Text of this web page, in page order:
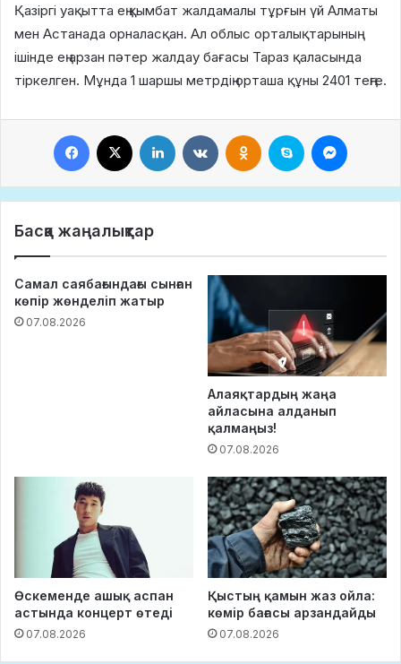
Қазіргі уақытта ең қымбат жалдамалы тұрғын үй Алматы
мен Астанада орналасқан. Ал облыс орталықтарының
ішінде ең арзан пәтер жалдау бағасы Тараз қаласында
тіркелген. Мұнда 1 шаршы метрдің орташа құны 2401 теңге.
Facebook LinkedIn VKontakteOdnoklassniki
Skype
Басқа жаңалықтар
Самал саябағындағы сынған
көпір жөнделіп жатыр
07.08.2026
Алаяқтардың жаңа
айласына алданып
қалмаңыз!
07.08.2026
Өскеменде ашық аспан
астында концерт өтеді
07.08.2026
Қыстың қамын жаз ойла:
көмір бағасы арзандайды
07.08.2026